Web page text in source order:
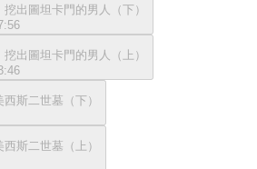
出圖坦卡門的男人（下）
出圖坦卡門的男人（上）
斯二世墓（下）
斯二世墓（上）